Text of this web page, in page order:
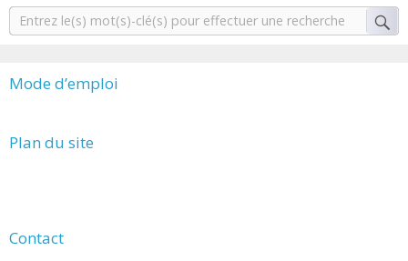
Mode d’emploi
Plan du site
Contact